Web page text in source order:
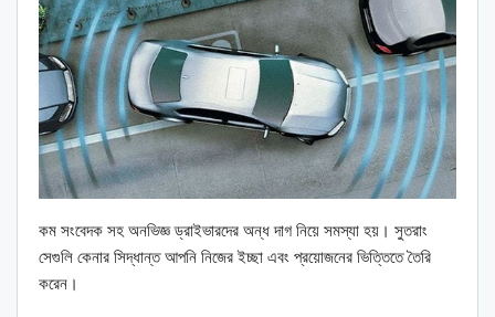
কম সংবেদক সহ অনভিজ্ঞ ড্রাইভারদের অন্ধ দাগ নিয়ে সমস্যা হয়। সুতরাং
সেগুলি কেনার সিদ্ধান্ত আপনি নিজের ইচ্ছা এবং প্রয়োজনের ভিত্তিতে তৈরি
করেন।